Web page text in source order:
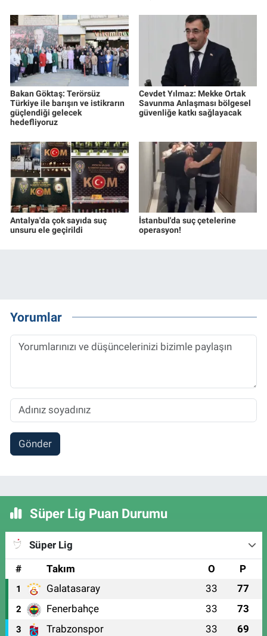
Bakan Göktaş: Terörsüz
Türkiye ile barışın ve istikrarın
güçlendiği gelecek
hedefliyoruz
Cevdet Yılmaz: Mekke Ortak
Savunma Anlaşması bölgesel
güvenliğe katkı sağlayacak
Antalya'da çok sayıda suç
unsuru ele geçirildi
İstanbul'da suç çetelerine
operasyon!
Yorumlar
Gönder
Süper Lig Puan Durumu
Süper Lig
#
Takım O P
1 Galatasaray 33 77
2 Fenerbahçe 33 73
3 Trabzonspor 33 69